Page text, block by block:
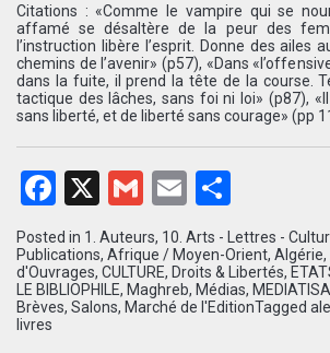
Citations : «Comme le vampire qui se
affamé se désaltère de la peur des
l’instruction libère l’esprit. Donne des ailes
chemins de l’avenir» (p57), «Dans
dans la fuite, il prend la tête de la course.
tactique des lâches, sans foi ni loi» (p87),
sans liberté, et de liberté sans courage» (pp
Facebook
X Gmail
Email
Posted in 1. Auteurs, 10. Arts - Lettres -
Publications, Afrique / Moyen-Orient, Algérie,
d'Ouvrages, CULTURE, Droits & Libertés,
LE BIBLIOPHILE, Maghreb, Médias,
Brèves, Salons, Marché de l'EditionTagged
livres